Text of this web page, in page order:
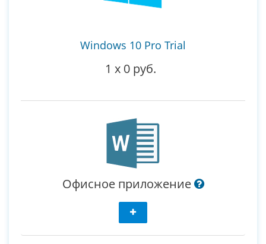
Windows 10 Pro Trial
1 x 0 руб.
Офисное приложение